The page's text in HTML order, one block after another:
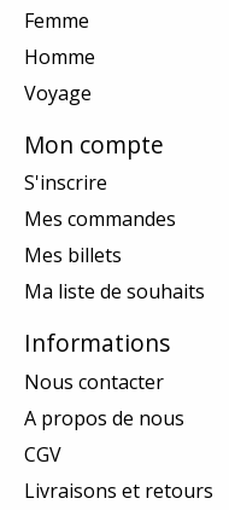
Femme
Homme
Voyage
Mon compte
S'inscrire
Mes commandes
Mes billets
Ma liste de souhaits
Informations
Nous contacter
A propos de nous
CGV
Livraisons et retours